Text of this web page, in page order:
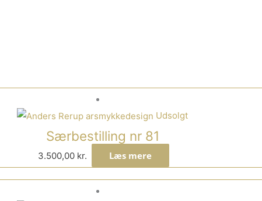
Udsolgt
Særbestilling nr 81
3.500,00 kr. Læs mere